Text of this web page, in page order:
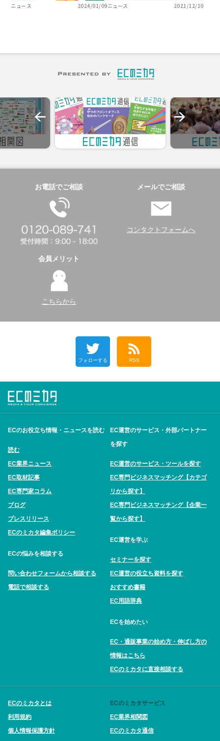
ニュース 2024/01/09ニュース 2021/12/10
お電話でご相談 メールでご相談
コンタクトフォームへ
会員メリット
こちらから
フォローする RSS
ECのお役立ち情報・ニュースを読む
読む
EC業界ニュース
EC取材記事
EC専門家コラム
ブログ
プレスリリース
ECのミカタ編集ポリシー
ECの悩みを相談する
問い合わせフォームから相談する
電話で相談する
EC運営のサービス・外部パートナー
を探す
EC運営のサービス・ツールを探す
EC専門ビジネスマッチング【カテゴ
リから探す】
EC専門ビジネスマッチング【企業一
覧から探す】
EC運営を学ぶ
セミナーを探す
EC運営の役立ち資料を探す
おすすめ書籍
EC用語辞典
ECを始めたい
EC・通販事業の始め方・伸ばし方の
情報はこちら
ECのミカタに直接相談する
ECのミカタとは
利用規約
個人情報保護方針
ECのミカタサービス
EC業界相関図
ECのミカタ通信